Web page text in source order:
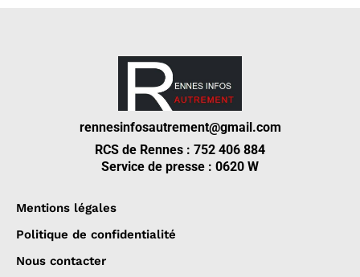
rennesinfosautrement@gmail.com
RCS de Rennes : 752 406 884
Service de presse : 0620 W
Mentions légales
Politique de confidentialité
Nous contacter